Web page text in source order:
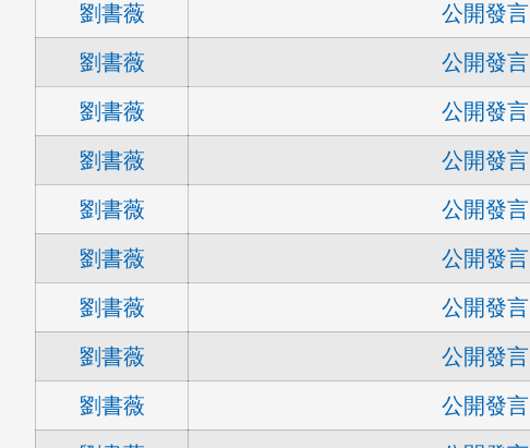
劉書薇 公開發言
劉書薇 公開發言
劉書薇 公開發言
劉書薇 公開發言
劉書薇 公開發言
劉書薇 公開發言
劉書薇 公開發言
劉書薇 公開發言
劉書薇 公開發言